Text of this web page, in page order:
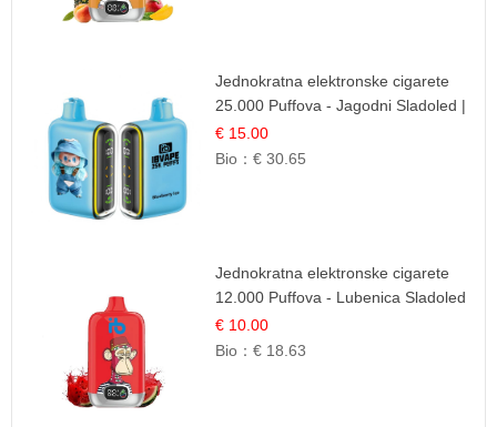
Jednokratna elektronske cigarete
25.000 Puffova - Jagodni Sladoled |
Kremasta Slatka Okus
€ 15.00
Bio：€ 30.65
Jednokratna elektronske cigarete
12.000 Puffova - Lubenica Sladoled
| Ljetna Desertna Aroma
€ 10.00
Bio：€ 18.63